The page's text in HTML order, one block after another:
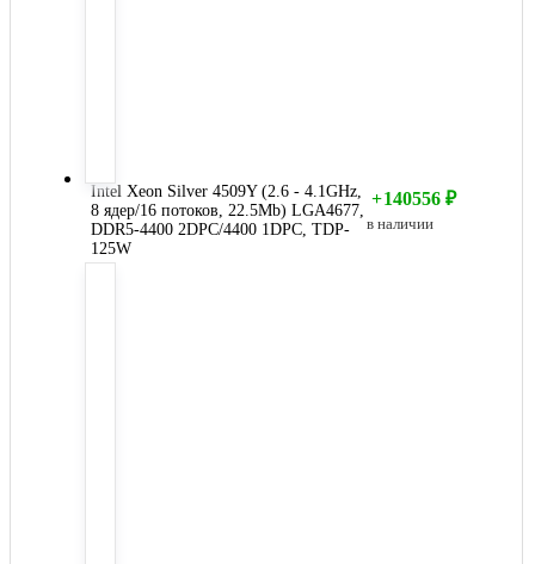
Intel Xeon Silver 4509Y (2.6 - 4.1GHz,
8 ядер/16 потоков, 22.5Mb) LGA4677,
DDR5-4400 2DPC/4400 1DPC, TDP-
125W
+140556 ₽
в наличии